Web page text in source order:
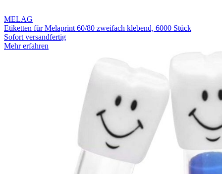
MELAG
Etiketten für Melaprint 60/80 zweifach klebend, 6000 Stück
Sofort versandfertig
Mehr erfahren